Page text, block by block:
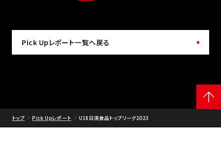
Pick Upレポート一覧へ戻る
トップ Pick Upレポート U18日清食品トップリーグ2023